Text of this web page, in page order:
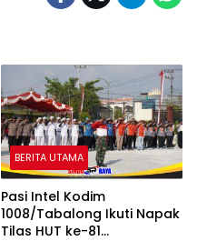
BERITA UTAMA
Pasi Intel Kodim
1008/Tabalong Ikuti Napak
Tilas HUT ke-81